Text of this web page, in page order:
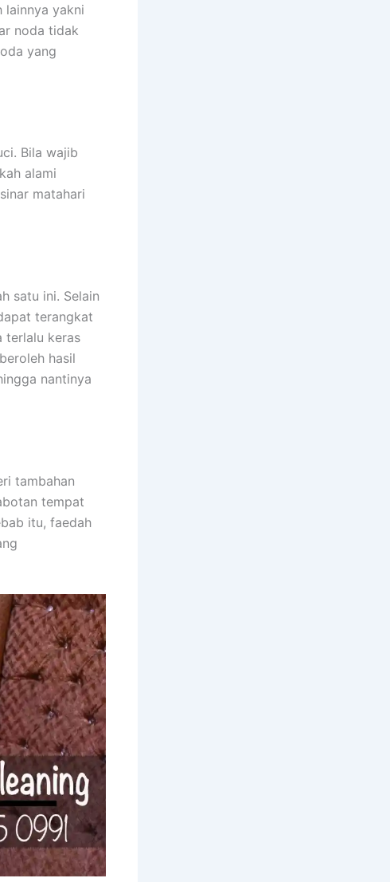
lainnya yakni
noda tidak
yang
Bila wajib
alami
matahari
satu ini. Selain
terangkat
terlalu keras
hasil
nantinya
tambahan
tempat
itu, faedah